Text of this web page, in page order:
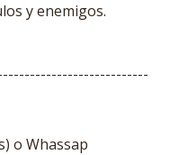
y enemigos.
o Whassap